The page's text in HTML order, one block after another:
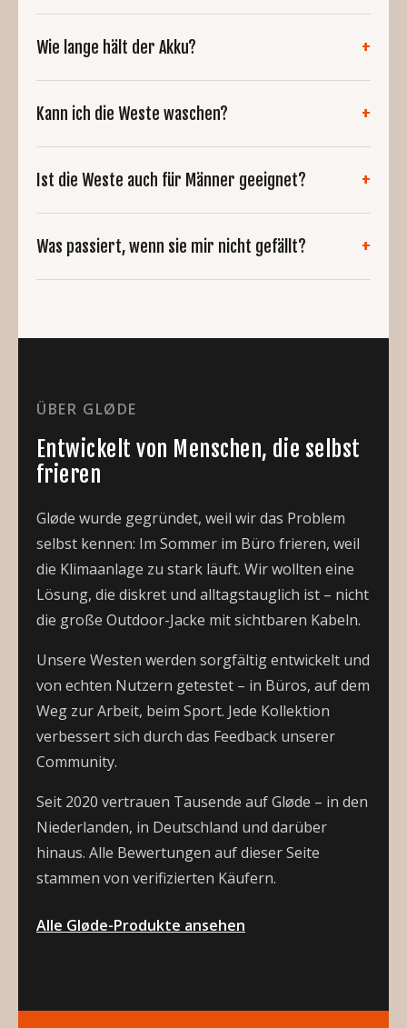
Wie lange hält der Akku?
Kann ich die Weste waschen?
Ist die Weste auch für Männer geeignet?
Was passiert, wenn sie mir nicht gefällt?
ÜBER GLØDE
Entwickelt von Menschen, die selbst
frieren
Gløde wurde gegründet, weil wir das Problem
selbst kennen: Im Sommer im Büro frieren, weil
die Klimaanlage zu stark läuft. Wir wollten eine
Lösung, die diskret und alltagstauglich ist – nicht
die große Outdoor-Jacke mit sichtbaren Kabeln.
Unsere Westen werden sorgfältig entwickelt und
von echten Nutzern getestet – in Büros, auf dem
Weg zur Arbeit, beim Sport. Jede Kollektion
verbessert sich durch das Feedback unserer
Community.
Seit 2020 vertrauen Tausende auf Gløde – in den
Niederlanden, in Deutschland und darüber
hinaus. Alle Bewertungen auf dieser Seite
stammen von verifizierten Käufern.
Alle Gløde-Produkte ansehen